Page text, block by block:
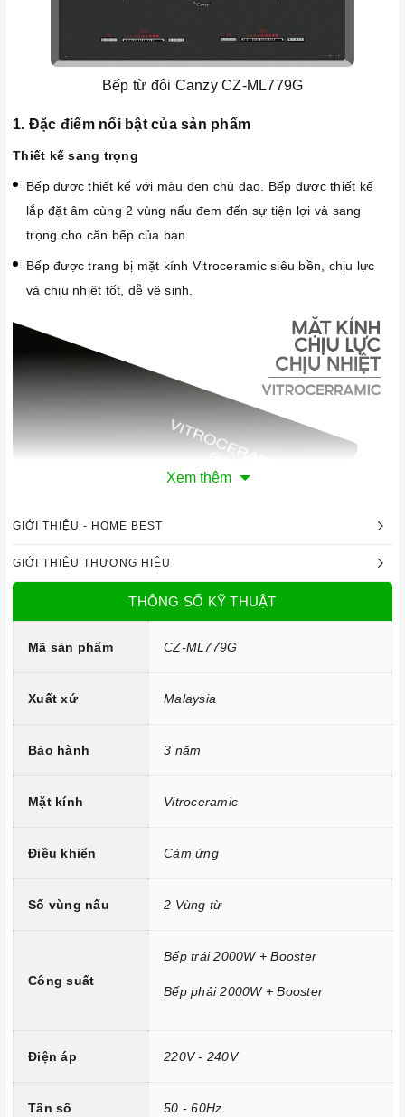
Bếp từ đôi Canzy CZ-ML779G
1. Đặc điểm nổi bật của sản phẩm
Thiết kế sang trọng
Bếp được thiết kế với màu đen chủ đạo. Bếp được thiết kế
lắp đặt âm cùng 2 vùng nấu đem đến sự tiện lợi và sang
trọng cho căn bếp của bạn.
Bếp được trang bị mặt kính Vitroceramic siêu bền, chịu lực
và chịu nhiệt tốt, dễ vệ sinh.
Mặt kính Vitroceramic chịu lực, chịu nhiệt
Công nghệ hiện đại
Đầu đốt EGO.
Công nghệ biến tần INVERTER tiết kiệm điện năng.
Trang bị 9 dải công suất nấu.
Công nghệ hiện đại
Tính năng vượt trội
Chức năng Booster:
nhanh chóng trên các vùng nấu.
Chức năng Khóa trẻ em:Tránh trường hợp trẻ nghịch
ngợm bấm lung tung làm thay đổi chương trình nấu gây nguy
Xem thêm
GIỚI THIỆU - HOME BEST
GIỚI THIỆU THƯƠNG HIỆU
THÔNG SỐ KỸ THUẬT
Mã sản phẩm CZ-ML779G
Xuất xứ Malaysia
Bảo hành 3 năm
Mặt kính Vitroceramic
Điều khiển Cảm ứng
Số vùng nấu 2 Vùng từ
Công suất
Bếp trái 2000W + Booster
Bếp phải 2000W + Booster
Điện áp 220V - 240V
Tần số 50 - 60Hz